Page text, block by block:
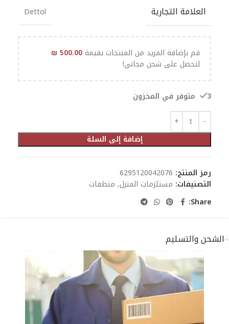
العلامة التجارية Dettol
قم بإضافة المزيد من المنتجات بقيمة ₪500.00
لتحصل على شحن مجاني!
3 متوفر في المخزون
إضافة إلى السلة
رمز المنتج: 6295120042076
التصنيفات: مستلزمات المنزل, منظفات
Share:
الشحن والتسليم